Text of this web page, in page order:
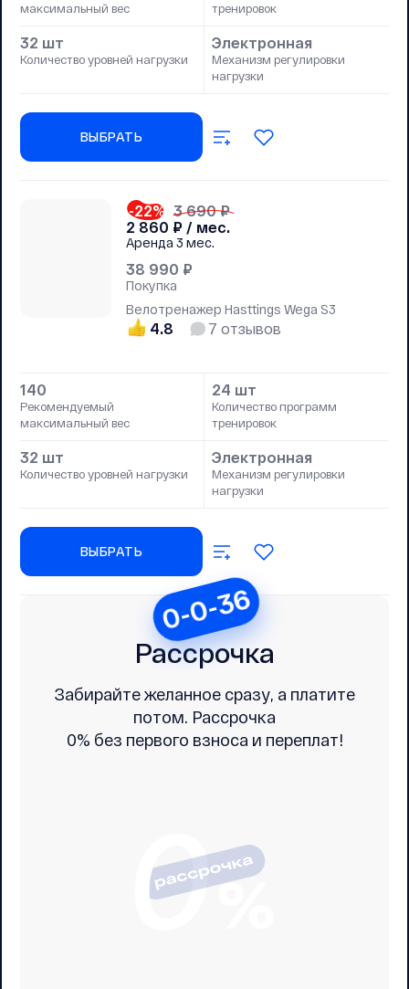
максимальный вес
тренировок
32 шт
Количество уровней нагрузки
Электронная
Механизм регулировки
нагрузки
ВЫБРАТЬ
-22% 3 690 ₽
2 860 ₽ / мес.
Аренда 3 мес.
38 990 ₽
Покупка
Велотренажер Hasttings Wega S3
4.8 7 отзывов
140
Рекомендуемый
максимальный вес
24 шт
Количество программ
тренировок
32 шт
Количество уровней нагрузки
Электронная
Механизм регулировки
нагрузки
ВЫБРАТЬ
0-0-36
Рассрочка
Забирайте желанное сразу, а платите
потом. Рассрочка
0% без первого взноса и переплат!